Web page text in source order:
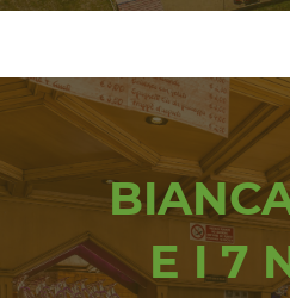
E I 7